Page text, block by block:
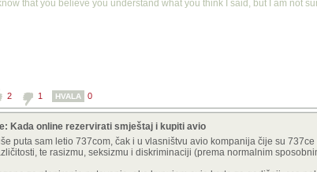
know that you believe you understand what you think I said, but I am not
2 1 HVALA 0
Kada online rezervirati smještaj i kupiti avio
puta sam letio 737com, čak i u vlasništvu avio kompanija čije su
te rasizmu, seksizmu i diskriminaciji (prema normalnim